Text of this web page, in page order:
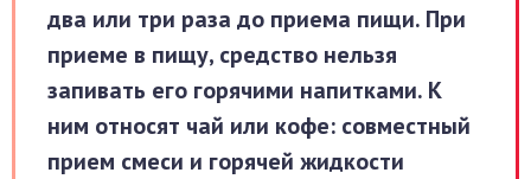
два или три раза до приема пищи. При
приеме в пищу, средство нельзя
запивать его горячими напитками. К
ним относят чай или кофе: совместный
прием смеси и горячей жидкости